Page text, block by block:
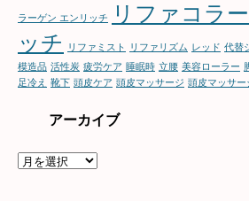
ラーゲン エンリッチ
リファコラ
ッチ
リファミスト リファリズム レッド 代替
模造品 活性炭 疲労ケア 睡眠時 立腰 美容ローラー
足冷え 靴下 頭皮ケア 頭皮マッサージ 頭皮マッサー
アーカイブ
ア